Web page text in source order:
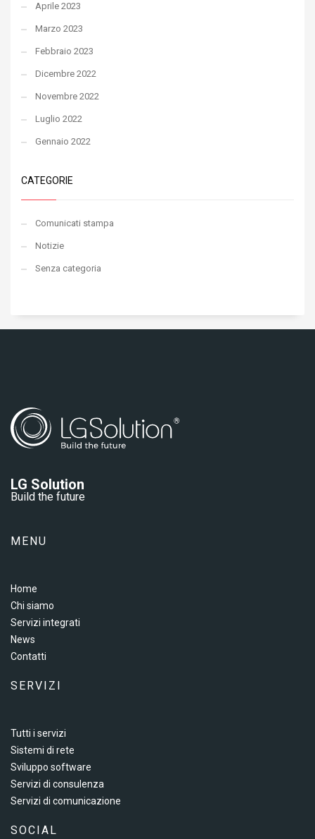
Aprile 2023
Marzo 2023
Febbraio 2023
Dicembre 2022
Novembre 2022
Luglio 2022
Gennaio 2022
CATEGORIE
Comunicati stampa
Notizie
Senza categoria
LG Solution
Build the future
MENU
Home
Chi siamo
Servizi integrati
News
Contatti
SERVIZI
Tutti i servizi
Sistemi di rete
Sviluppo software
Servizi di consulenza
Servizi di comunicazione
SOCIAL